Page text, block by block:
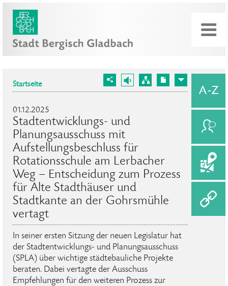
Startseite
01.12.2025
Stadtentwicklungs- und
Planungsausschuss mit
Aufstellungsbeschluss für
Rotationsschule am Lerbacher
Weg – Entscheidung zum Prozess
für Alte Stadthäuser und
Stadtkante an der Gohrsmühle
vertagt
In seiner ersten Sitzung der neuen Legislatur hat
der Stadtentwicklungs- und Planungsausschuss
(SPLA) über wichtige städtebauliche Projekte
beraten. Dabei vertagte der Ausschuss
Empfehlungen für den weiteren Prozess zur